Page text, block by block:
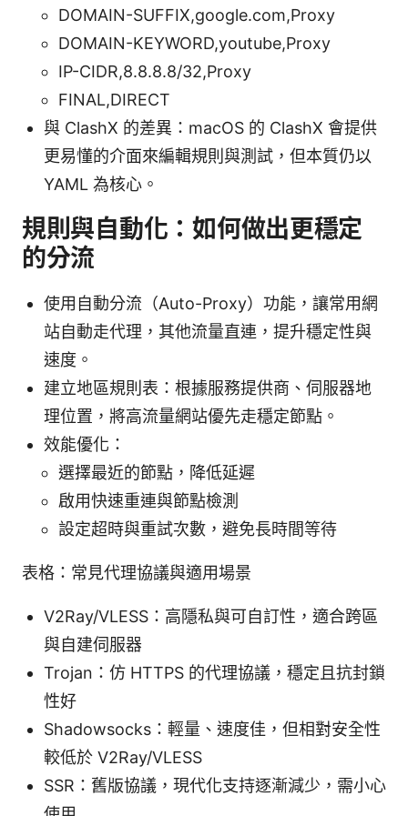
DOMAIN-SUFFIX,google.com,Proxy
DOMAIN-KEYWORD,youtube,Proxy
IP-CIDR,8.8.8.8/32,Proxy
FINAL,DIRECT
與 ClashX 的差異：macOS 的 ClashX 會提供
更易懂的介面來編輯規則與測試，但本質仍以
YAML 為核心。
規則與自動化：如何做出更穩定
的分流
使用自動分流（Auto-Proxy）功能，讓常用網
站自動走代理，其他流量直連，提升穩定性與
速度。
建立地區規則表：根據服務提供商、伺服器地
理位置，將高流量網站優先走穩定節點。
效能優化：
選擇最近的節點，降低延遲
啟用快速重連與節點檢測
設定超時與重試次數，避免長時間等待
表格：常見代理協議與適用場景
V2Ray/VLESS：高隱私與可自訂性，適合跨區
與自建伺服器
Trojan：仿 HTTPS 的代理協議，穩定且抗封鎖
性好
Shadowsocks：輕量、速度佳，但相對安全性
較低於 V2Ray/VLESS
SSR：舊版協議，現代化支持逐漸減少，需小心